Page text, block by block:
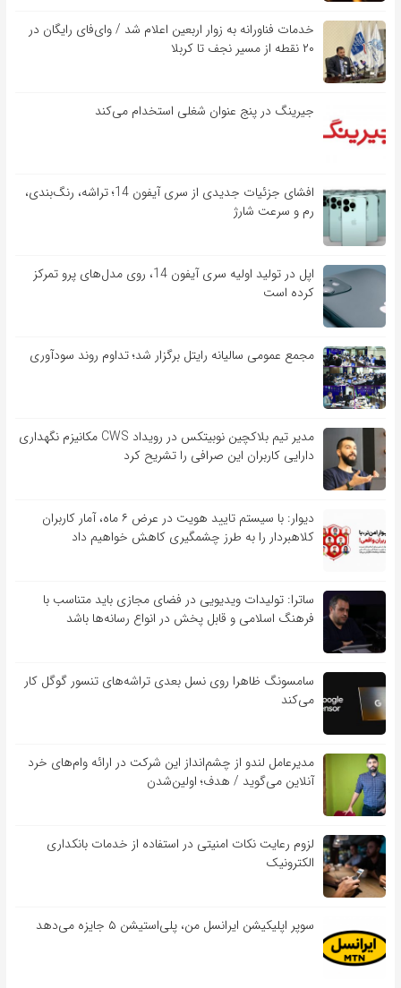
خدمات فناورانه به زوار اربعین اعلام شد / وای‌فای رایگان در
۲۰ نقطه از مسیر نجف تا کربلا
جیرینگ در پنج عنوان شغلی استخدام می‌کند
افشای جزئیات جدیدی از سری آیفون 14؛ تراشه، رنگ‌بندی،
رم و سرعت شارژ
اپل در تولید اولیه سری آیفون 14، روی مدل‌های پرو تمرکز
کرده است
مجمع عمومی سالیانه رایتل برگزار شد؛ تداوم روند سودآوری
مدیر تیم بلاکچین نوبیتکس در رویداد CWS مکانیزم نگهداری
دارایی کاربران این صرافی را تشریح کرد
دیوار: با سیستم تایید هویت در عرض ۶ ماه، آمار کاربران
کلاهبردار را به طرز چشمگیری کاهش خواهیم داد
ساترا: تولیدات ویدیویی در فضای مجازی باید متناسب با
فرهنگ اسلامی و قابل پخش در انواع رسانه‌ها باشد
سامسونگ ظاهرا روی نسل بعدی تراشه‌های تنسور گوگل کار
می‌کند
مدیرعامل لندو از چشم‌انداز این شرکت در ارائه وام‌های خرد
آنلاین می‌گوید / هدف؛ اولین‌شدن
لزوم رعایت نکات امنیتی در استفاده از خدمات بانکداری
الکترونیک
سوپر اپلیکیشن ایرانسل من، پلی‌استیشن ۵ جایزه می‌دهد